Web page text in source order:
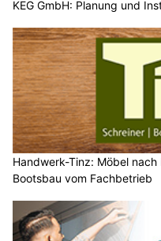
KEG GmbH: Planung und
Handwerk-Tinz: Möbel
Bootsbau vom Fachbetrieb